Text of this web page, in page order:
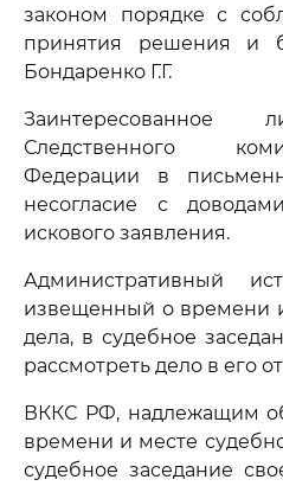
законом порядке с
принятия решения и
Бондаренко Г.Г.
Заинтересованное
Следственного
Федерации в
несогласие с
искового заявления.
Административный
извещенный о времени
дела, в судебное
рассмотреть дело в его
ВККС РФ, надлежащим
времени и месте
судебное заседание